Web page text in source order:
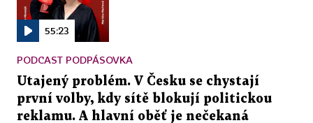
55:23
PODCAST PODPÁSOVKA
Utajený problém. V Česku se chystají
první volby, kdy sítě blokují politickou
reklamu. A hlavní oběť je nečekaná